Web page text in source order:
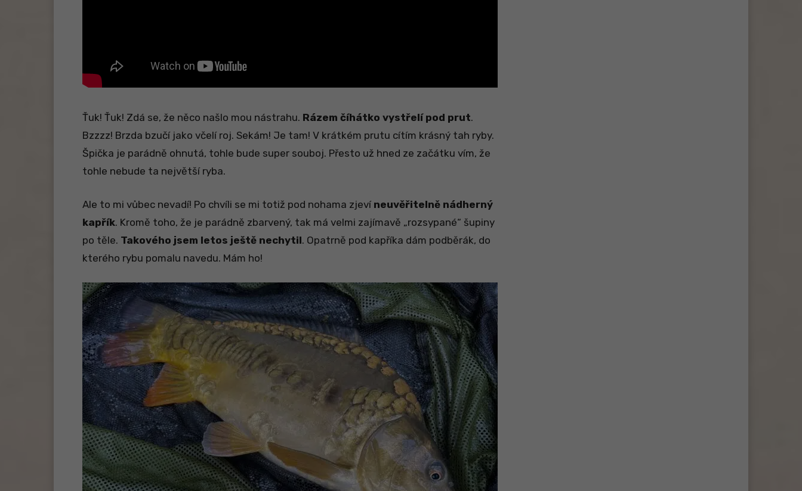
Ťuk! Ťuk! Zdá se, že něco našlo mou nástrahu. Rázem číhátko vystřelí pod prut.
Bzzzz! Brzda bzučí jako včelí roj. Sekám! Je tam! V krátkém prutu cítím krásný tah ryby.
Špička je parádně ohnutá, tohle bude super souboj. Přesto už hned ze začátku vím, že
tohle nebude ta největší ryba.
Ale to mi vůbec nevadí! Po chvíli se mi totiž pod nohama zjeví neuvěřitelně nádherný
kapřík. Kromě toho, že je parádně zbarvený, tak má velmi zajímavě „rozsypané“ šupiny
po těle. Takového jsem letos ještě nechytil. Opatrně pod kapříka dám podběrák, do
kterého rybu pomalu navedu. Mám ho!